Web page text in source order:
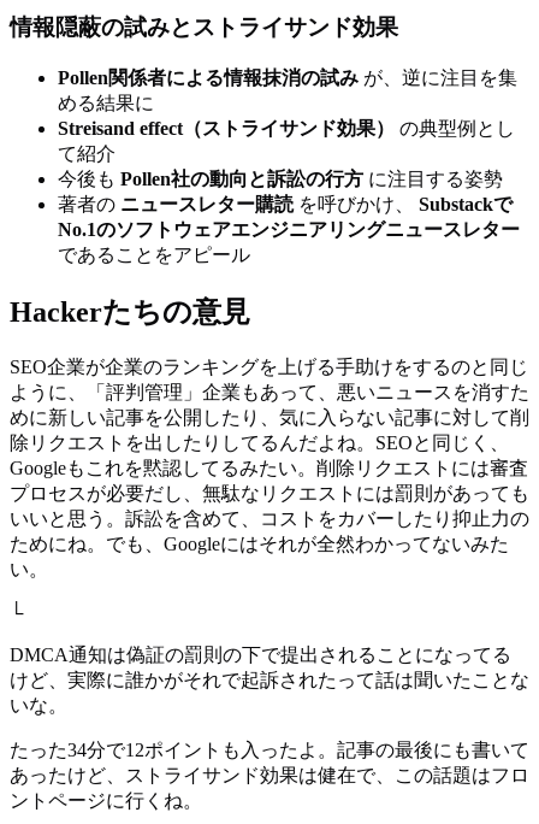
情報隠蔽の試みとストライサンド効果
Pollen関係者による情報抹消の試み が、逆に注目を集
める結果に
Streisand effect（ストライサンド効果）
の典型例とし
て紹介
今後も Pollen社の動向と訴訟の行方 に注目する姿勢
著者の ニュースレター購読を呼びかけ、 Substackで
No.1のソフトウェアエンジニアリングニュースレター
であることをアピール
Hackerたちの意見
SEO企業が企業のランキングを上げる手助けをするのと同じ
ように、「評判管理」企業もあって、悪いニュースを消すた
めに新しい記事を公開したり、気に入らない記事に対して削
除リクエストを出したりしてるんだよね。SEOと同じく、
Googleもこれを黙認してるみたい。削除リクエストには審査
プロセスが必要だし、無駄なリクエストには罰則があっても
いいと思う。訴訟を含めて、コストをカバーしたり抑止力の
ためにね。でも、Googleにはそれが全然わかってないみた
い。
└
DMCA通知は偽証の罰則の下で提出されることになってる
けど、実際に誰かがそれで起訴されたって話は聞いたことな
いな。
たった34分で12ポイントも入ったよ。記事の最後にも書いて
あったけど、ストライサンド効果は健在で、この話題はフロ
ントページに行くね。